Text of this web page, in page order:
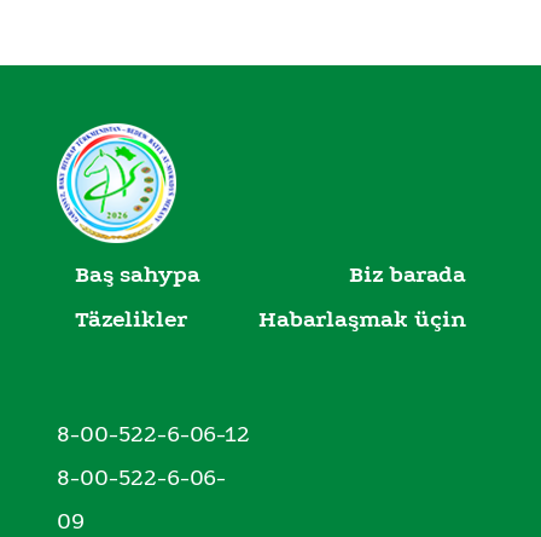
Baş sahypa
Biz barada
Täzelikler
Habarlaşmak üçin
8-00-522-6-06-12
8-00-522-6-06-
09